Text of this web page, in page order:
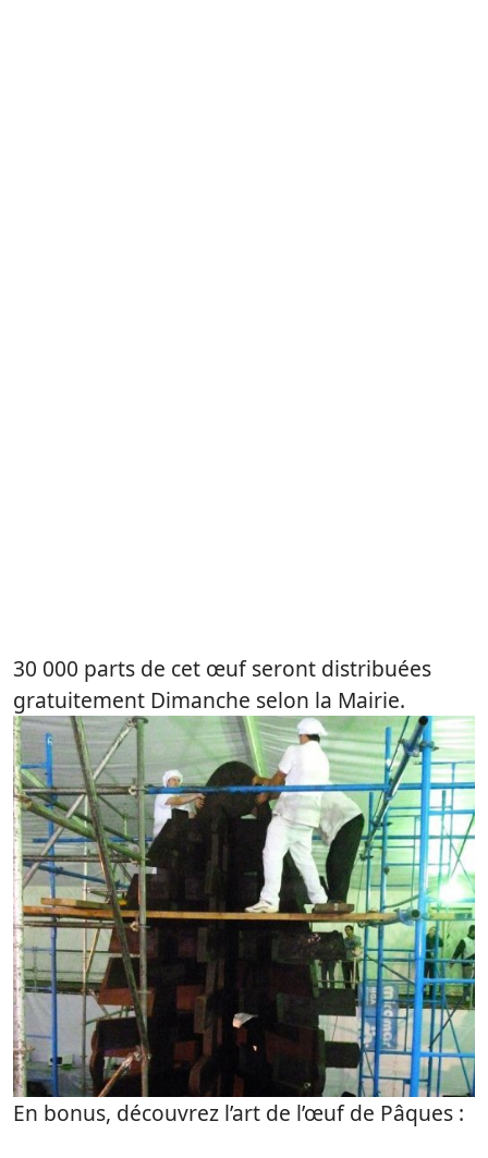
30 000 parts de cet œuf seront distribuées
gratuitement Dimanche selon la Mairie.
En bonus, découvrez l’art de l’œuf de Pâques :